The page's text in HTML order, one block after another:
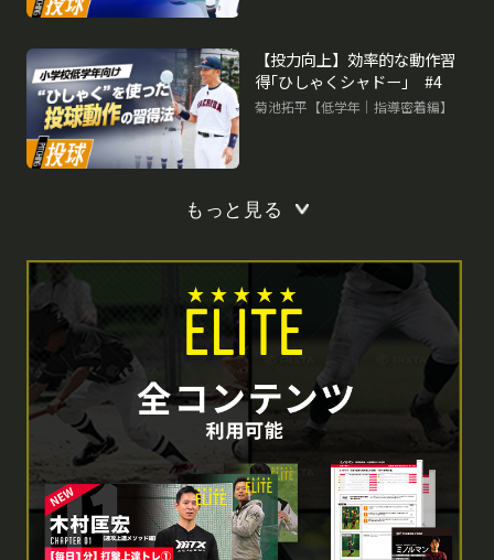
【投力向上】効率的な動作習
得｢ひしゃくシャドー｣ #4
菊池拓平【低学年｜指導密着編】
もっと見る